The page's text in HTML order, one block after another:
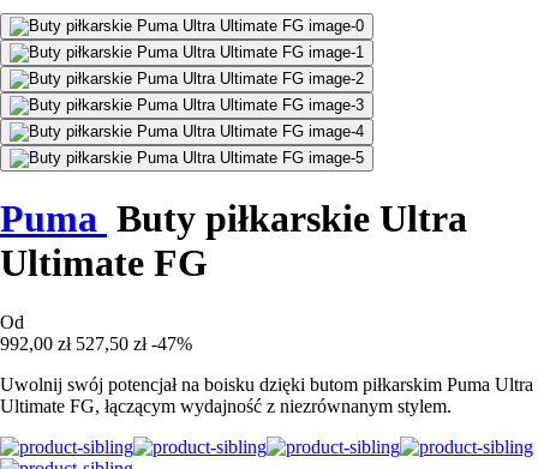
Puma Buty piłkarskie Ultra
Ultimate FG
Od
992,00 zł 527,50 zł -47%
Uwolnij swój potencjał na boisku dzięki butom piłkarskim Puma Ultra
Ultimate FG, łączącym wydajność z niezrównanym stylem.